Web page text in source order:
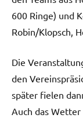
600 Ringe) und
Robin/Klopsch,
Die
den
später fielen
Auch das